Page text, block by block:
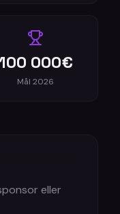
000€
Mål 2026
eller